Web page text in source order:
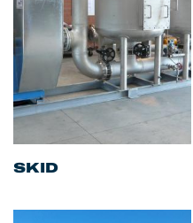
SKID